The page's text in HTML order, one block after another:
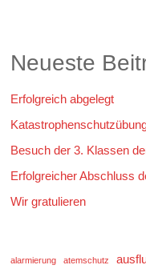
Neueste
Erfolgreich abgelegt
Besuch der 3. Klassen
Erfolgreicher Abschluss
Wir gratulieren
alarmierung atemschutz